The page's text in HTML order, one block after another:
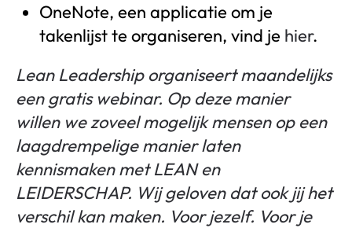
OneNote, een applicatie om je
takenlijst te organiseren, vind je hier.
Lean Leadership organiseert maandelijks
een gratis webinar. Op deze manier
willen we zoveel mogelijk mensen op een
laagdrempelige manier laten
kennismaken met LEAN en
LEIDERSCHAP. Wij geloven dat ook jij het
verschil kan maken. Voor jezelf. Voor je